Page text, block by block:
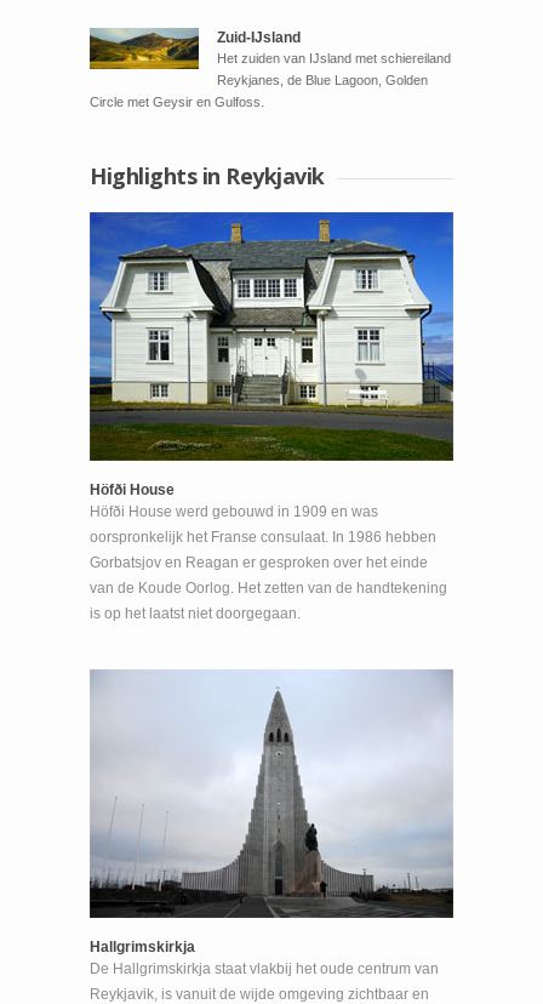
Zuid-IJsland
Het zuiden van IJsland met schiereiland
Reykjanes, de Blue Lagoon, Golden
Circle met Geysir en Gulfoss.
Highlights in Reykjavik
Höfði House
Höfði House werd gebouwd in 1909 en was
oorspronkelijk het Franse consulaat. In 1986 hebben
Gorbatsjov en Reagan er gesproken over het einde
van de Koude Oorlog. Het zetten van de handtekening
is op het laatst niet doorgegaan.
Hallgrimskirkja
De Hallgrimskirkja staat vlakbij het oude centrum van
Reykjavik, is vanuit de wijde omgeving zichtbaar en